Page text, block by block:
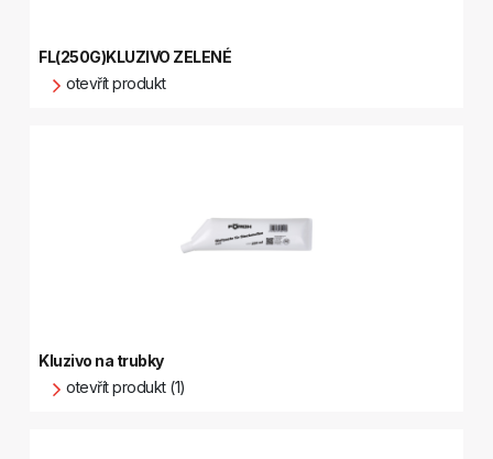
FL(250G)KLUZIVO ZELENÉ
otevřít produkt
Kluzivo na trubky
otevřít produkt (1)